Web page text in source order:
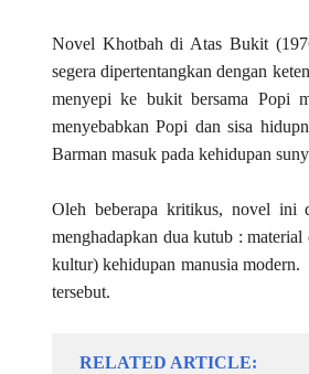
Novel Khotbah di Atas Bukit
segera dipertentangkan dengan
menyepi ke bukit bersama Popi
menyebabkan Popi dan sisa
Barman masuk pada kehidupan
Oleh beberapa kritikus, novel ini
menghadapkan dua kutub :
kultur) kehidupan manusia
tersebut.
RELATED ARTICLE